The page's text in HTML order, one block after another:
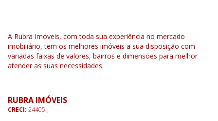
A Rubra Imóveis, com toda sua experiência no mercado
imobiliário, tem os melhores imóveis a sua disposição com
variadas faixas de valores, bairros e dimensões para melhor
atender as suas necessidades.
RUBRA IMÓVEIS
CRECI: 24405-J